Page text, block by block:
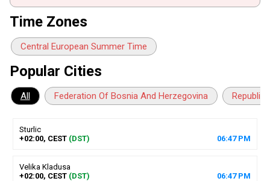
Time Zones
Central European Summer Time
Popular Cities
All Federation Of Bosnia And Herzegovina
Sturlic
+02:00, CEST (DST) 06:47PM
Velika Kladusa
+02:00, CEST (DST) 06:47PM